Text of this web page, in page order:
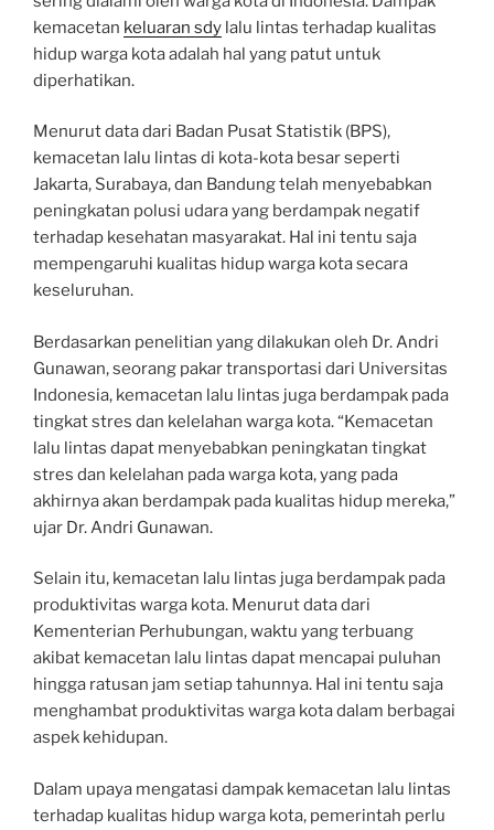
kemacetan keluaran sdy lalu lintas terhadap kualitas
hidup warga kota adalah hal yang patut untuk
diperhatikan.
Menurut data dari Badan Pusat Statistik (BPS),
kemacetan lalu lintas di kota-kota besar seperti
Jakarta, Surabaya, dan Bandung telah menyebabkan
peningkatan polusi udara yang berdampak negatif
terhadap kesehatan masyarakat. Hal ini tentu saja
mempengaruhi kualitas hidup warga kota secara
keseluruhan.
Berdasarkan penelitian yang dilakukan oleh Dr. Andri
Gunawan, seorang pakar transportasi dari Universitas
Indonesia, kemacetan lalu lintas juga berdampak pada
tingkat stres dan kelelahan warga kota. “Kemacetan
lalu lintas dapat menyebabkan peningkatan tingkat
stres dan kelelahan pada warga kota, yang pada
akhirnya akan berdampak pada kualitas hidup mereka,”
ujar Dr. Andri Gunawan.
Selain itu, kemacetan lalu lintas juga berdampak pada
produktivitas warga kota. Menurut data dari
Kementerian Perhubungan, waktu yang terbuang
akibat kemacetan lalu lintas dapat mencapai puluhan
hingga ratusan jam setiap tahunnya. Hal ini tentu saja
menghambat produktivitas warga kota dalam berbagai
aspek kehidupan.
Dalam upaya mengatasi dampak kemacetan lalu lintas
terhadap kualitas hidup warga kota, pemerintah perlu